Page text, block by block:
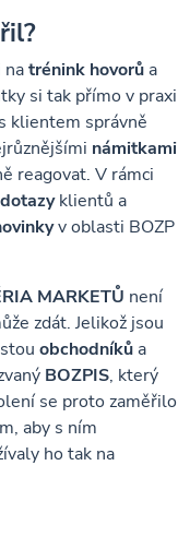
natrénink hovorů a
si tak přímo v praxi
klientem správně
námitkami
reagovat. V rámci
dotazyklientů a
v oblasti BOZP
MARKETŮ není
zdát. Jelikož jsou
obchodníků a
BOZPIS, který
se proto zaměřilo
aby s ním
ho tak na